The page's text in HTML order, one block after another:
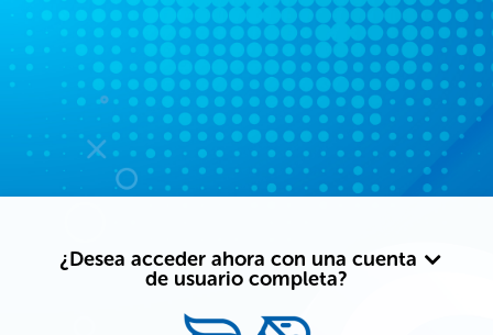
Salta al contenido principal
¿Desea acceder ahora con una cuenta
de usuario completa?
Entrar a